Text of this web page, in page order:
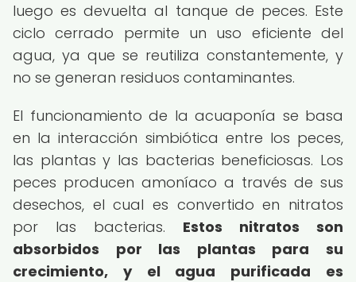
luego es devuelta al tanque de peces. Este
ciclo cerrado permite un uso eficiente del
agua, ya que se reutiliza constantemente, y
no se generan residuos contaminantes.
El funcionamiento de la acuaponía se basa
en la interacción simbiótica entre los peces,
las plantas y las bacterias beneficiosas. Los
peces producen amoníaco a través de sus
desechos, el cual es convertido en nitratos
por las bacterias. Estos nitratos son
absorbidos por las plantas para su
crecimiento, y el agua purificada es